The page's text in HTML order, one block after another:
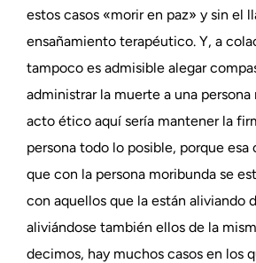
estos casos «morir en paz» y sin el
ensañamiento terapéutico. Y, a
tampoco es admisible alegar
administrar la muerte a una persona
acto ético aquí sería mantener la
persona todo lo posible, porque esa
que con la persona moribunda se
con aquellos que la están aliviando
aliviándose también ellos de la
decimos, hay muchos casos en los